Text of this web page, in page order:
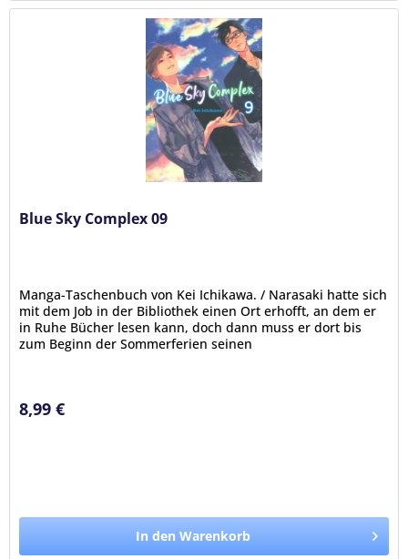
Blue Sky Complex 09
Manga-Taschenbuch von Kei Ichikawa. / Narasaki hatte sich
mit dem Job in der Bibliothek einen Ort erhofft, an dem er
in Ruhe Bücher lesen kann, doch dann muss er dort bis
zum Beginn der Sommerferien seinen
8,99 €
In den Warenkorb